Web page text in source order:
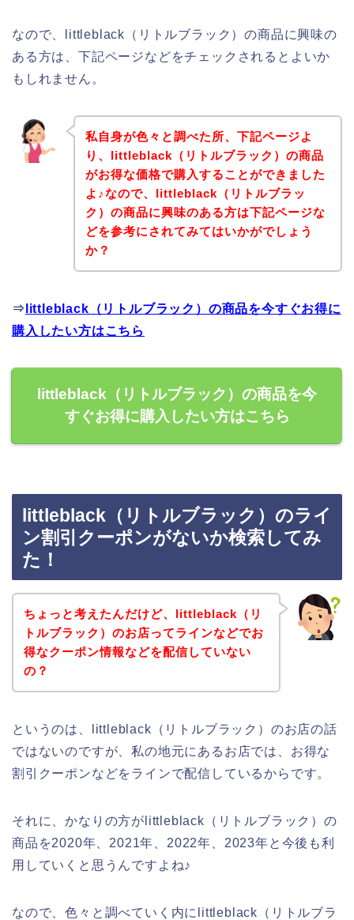
なので、littleblack（リトルブラック）の商品に興味の
ある方は、下記ページなどをチェックされるとよいか
もしれません。
私自身が色々と調べた所、下記ページよ
り、littleblack（リトルブラック）の商品
がお得な価格で購入することができました
よ♪なので、littleblack（リトルブラッ
ク）の商品に興味のある方は下記ページな
どを参考にされてみてはいかがでしょう
か？
⇒ littleblack（リトルブラック）の商品を今すぐお得に
購入したい方はこちら
littleblack（リトルブラック）の商品を今
すぐお得に購入したい方はこちら
littleblack（リトルブラック）のライ
ン割引クーポンがないか検索してみ
た！
ちょっと考えたんだけど、littleblack（リ
トルブラック）のお店ってラインなどでお
得なクーポン情報などを配信していない
の？
というのは、littleblack（リトルブラック）のお店の話
ではないのですが、私の地元にあるお店では、お得な
割引クーポンなどをラインで配信しているからです。
それに、かなりの方がlittleblack（リトルブラック）の
商品を2020年、2021年、2022年、2023年と今後も利
用していくと思うんですよね♪
なので、色々と調べていく内にlittleblack（リトルブラ